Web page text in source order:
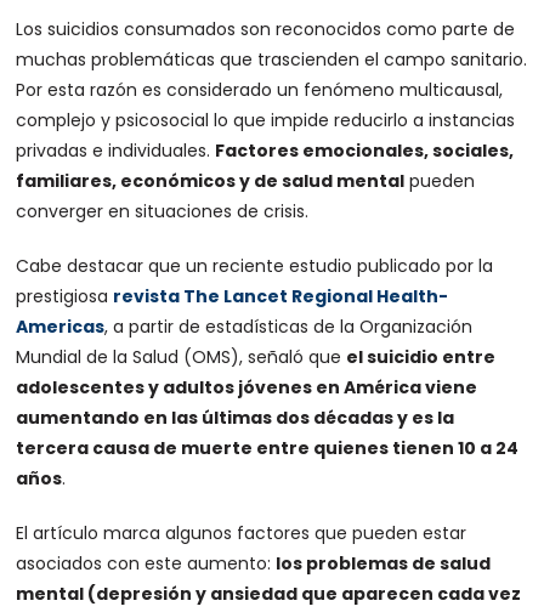
Los suicidios consumados son reconocidos como parte de
muchas problemáticas que trascienden el campo sanitario.
Por esta razón es considerado un fenómeno multicausal,
complejo y psicosocial lo que impide reducirlo a instancias
privadas e individuales. Factores emocionales, sociales,
familiares, económicos y de salud mental pueden
converger en situaciones de crisis.
Cabe destacar que un reciente estudio publicado por la
prestigiosa revista The Lancet Regional Health-
Americas, a partir de estadísticas de la Organización
Mundial de la Salud (OMS), señaló que el suicidio entre
adolescentes y adultos jóvenes en América viene
aumentando en las últimas dos décadas y es la
tercera causa de muerte entre quienes tienen 10 a 24
años.
El artículo marca algunos factores que pueden estar
asociados con este aumento: los problemas de salud
mental (depresión y ansiedad que aparecen cada vez